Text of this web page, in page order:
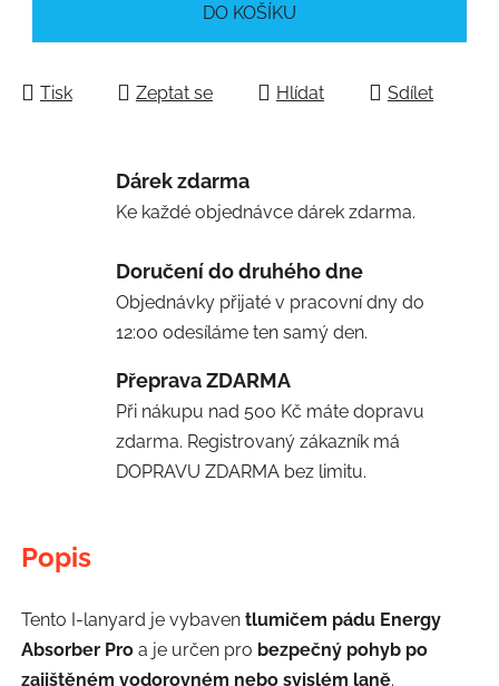
DO KOŠÍKU
Tisk Zeptat se Hlídat Sdílet
Dárek zdarma
Ke každé objednávce dárek zdarma.
Doručení do druhého dne
Objednávky přijaté v pracovní dny do
12:00 odesíláme ten samý den.
Přeprava ZDARMA
Při nákupu nad 500 Kč máte dopravu
zdarma. Registrovaný zákazník má
DOPRAVU ZDARMA bez limitu.
Popis
Tento I-lanyard je vybaven tlumičem pádu Energy
Absorber Proa je určen pro bezpečný pohyb po
zajištěném vodorovném nebo svislém laně.